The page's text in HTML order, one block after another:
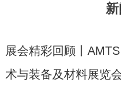
展会精彩回顾丨
术与装备及材料展览